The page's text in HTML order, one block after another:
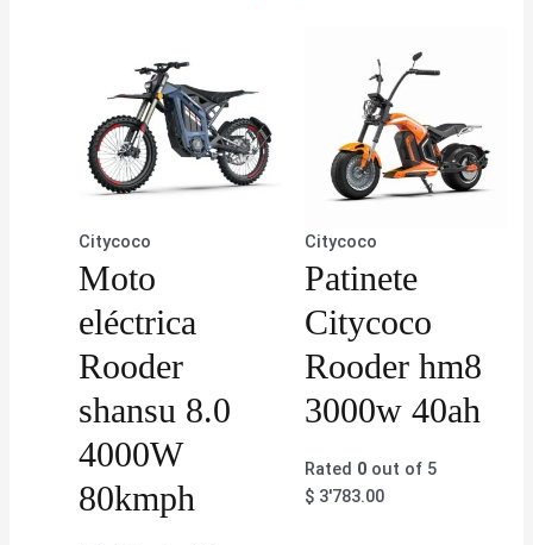
Citycoco
Moto
eléctrica
Rooder
shansu 8.0
4000W
80kmph
Citycoco
Patinete
Citycoco
Rooder hm8
3000w 40ah
Rated 0out of 5
$3'783.00